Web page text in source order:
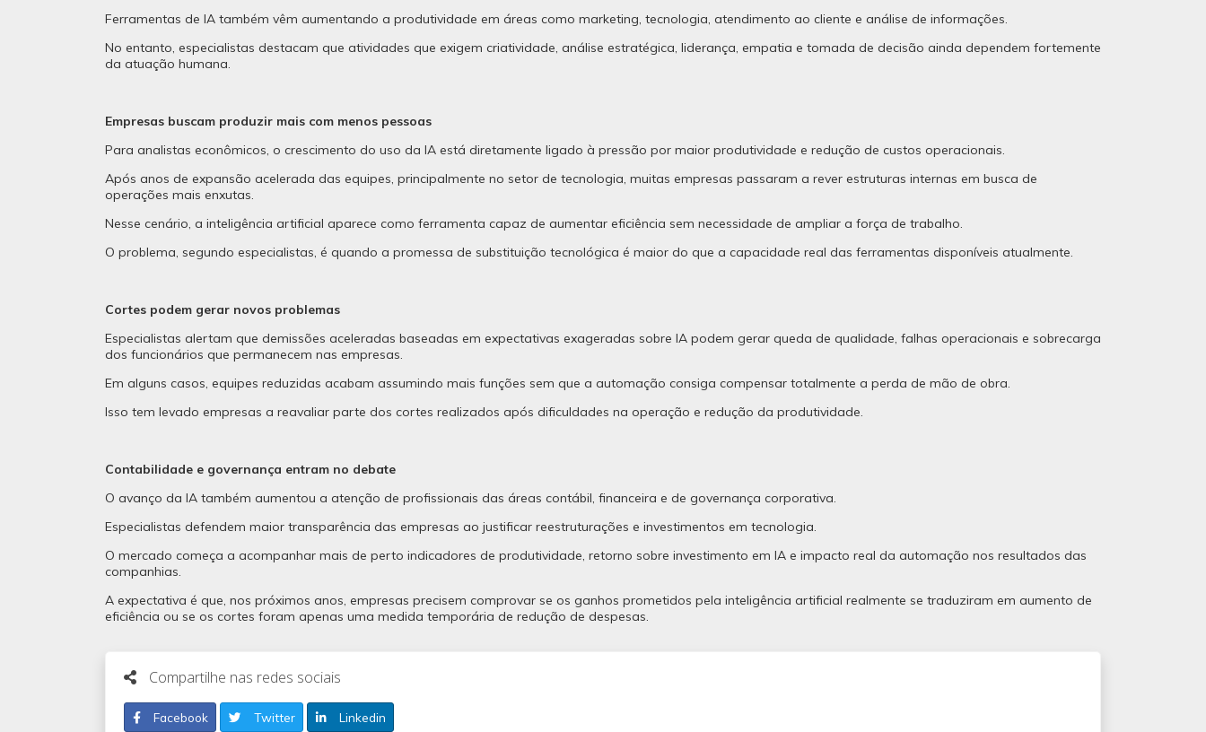
Ferramentas de IA também vêm aumentando a produtividade em áreas como marketing, tecnologia, atendimento ao cliente e análise de informações.
No entanto, especialistas destacam que atividades que exigem criatividade, análise estratégica, liderança, empatia e tomada de decisão ainda dependem fortemente
da atuação humana.
Empresas buscam produzir mais com menos pessoas
Para analistas econômicos, o crescimento do uso da IA está diretamente ligado à pressão por maior produtividade e redução de custos operacionais.
Após anos de expansão acelerada das equipes, principalmente no setor de tecnologia, muitas empresas passaram a rever estruturas internas em busca de
operações mais enxutas.
Nesse cenário, a inteligência artificial aparece como ferramenta capaz de aumentar eficiência sem necessidade de ampliar a força de trabalho.
O problema, segundo especialistas, é quando a promessa de substituição tecnológica é maior do que a capacidade real das ferramentas disponíveis atualmente.
Cortes podem gerar novos problemas
Especialistas alertam que demissões aceleradas baseadas em expectativas exageradas sobre IA podem gerar queda de qualidade, falhas operacionais e sobrecarga
dos funcionários que permanecem nas empresas.
Em alguns casos, equipes reduzidas acabam assumindo mais funções sem que a automação consiga compensar totalmente a perda de mão de obra.
Isso tem levado empresas a reavaliar parte dos cortes realizados após dificuldades na operação e redução da produtividade.
Contabilidade e governança entram no debate
O avanço da IA também aumentou a atenção de profissionais das áreas contábil, financeira e de governança corporativa.
Especialistas defendem maior transparência das empresas ao justificar reestruturações e investimentos em tecnologia.
O mercado começa a acompanhar mais de perto indicadores de produtividade, retorno sobre investimento em IA e impacto real da automação nos resultados das
companhias.
A expectativa é que, nos próximos anos, empresas precisem comprovar se os ganhos prometidos pela inteligência artificial realmente se traduziram em aumento de
eficiência ou se os cortes foram apenas uma medida temporária de redução de despesas.
Compartilhe nas redes sociais
Facebook Twitter Linkedin